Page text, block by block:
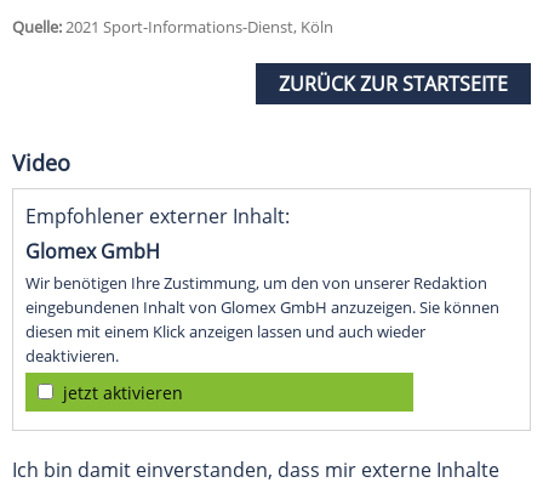
Quelle:2021 Sport-Informations-Dienst, Köln
ZURÜCK ZUR STARTSEITE
Video
Empfohlener externer Inhalt:
Glomex GmbH
Wir benötigen Ihre Zustimmung, um den von unserer Redaktion
eingebundenen Inhalt von Glomex GmbH anzuzeigen. Sie können
diesen mit einem Klick anzeigen lassen und auch wieder
deaktivieren.
jetzt aktivieren
Ich bin damit einverstanden, dass mir externe Inhalte